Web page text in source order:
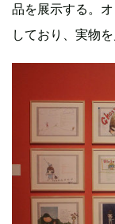
品を展示する。
しており、実物